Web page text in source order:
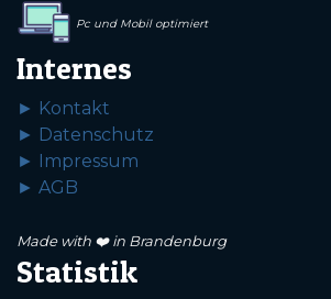
Pc und Mobil optimiert
Internes
► Kontakt
► Datenschutz
► Impressum
► AGB
Made with ❤️ in Brandenburg
Statistik